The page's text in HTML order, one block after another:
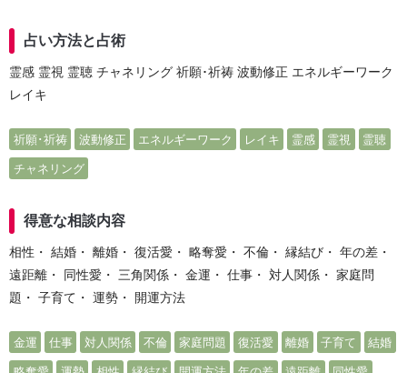
占い方法と占術
霊感 霊視 霊聴 チャネリング 祈願･祈祷 波動修正 エネルギーワーク
レイキ
祈願･祈祷 波動修正 エネルギーワーク レイキ 霊感 霊視 霊聴
チャネリング
得意な相談内容
相性・ 結婚・ 離婚・ 復活愛・ 略奪愛・ 不倫・ 縁結び・ 年の差・
遠距離・ 同性愛・ 三角関係・ 金運・ 仕事・ 対人関係・ 家庭問
題・ 子育て・ 運勢・ 開運方法
金運 仕事 対人関係 不倫 家庭問題 復活愛 離婚 子育て 結婚